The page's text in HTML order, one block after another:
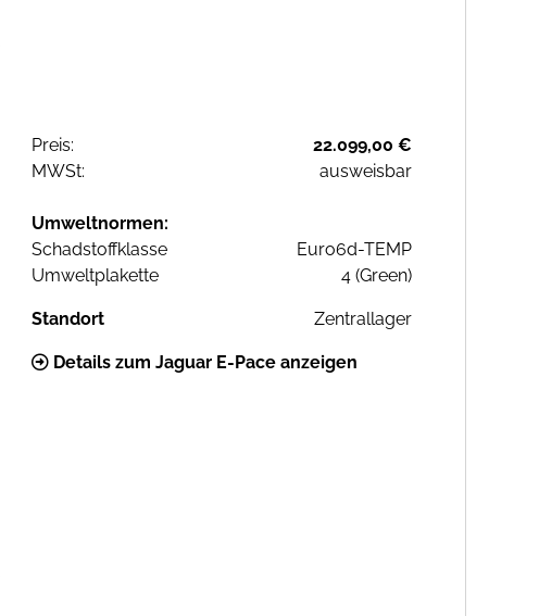
Preis:
22.099,00 €
MWSt:
ausweisbar
Umweltnormen:
Schadstoffklasse
Euro6d-TEMP
Umweltplakette
4 (Green)
Standort Zentrallager
Details zum Jaguar E-Pace anzeigen